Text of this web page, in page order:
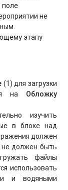
поле
не
этапу
(1) для загрузки
на Обложку
изучить
в блоке над
должен
должен быть
файлы
использовать
и водяными